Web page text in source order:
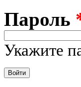
Пароль
Укажите